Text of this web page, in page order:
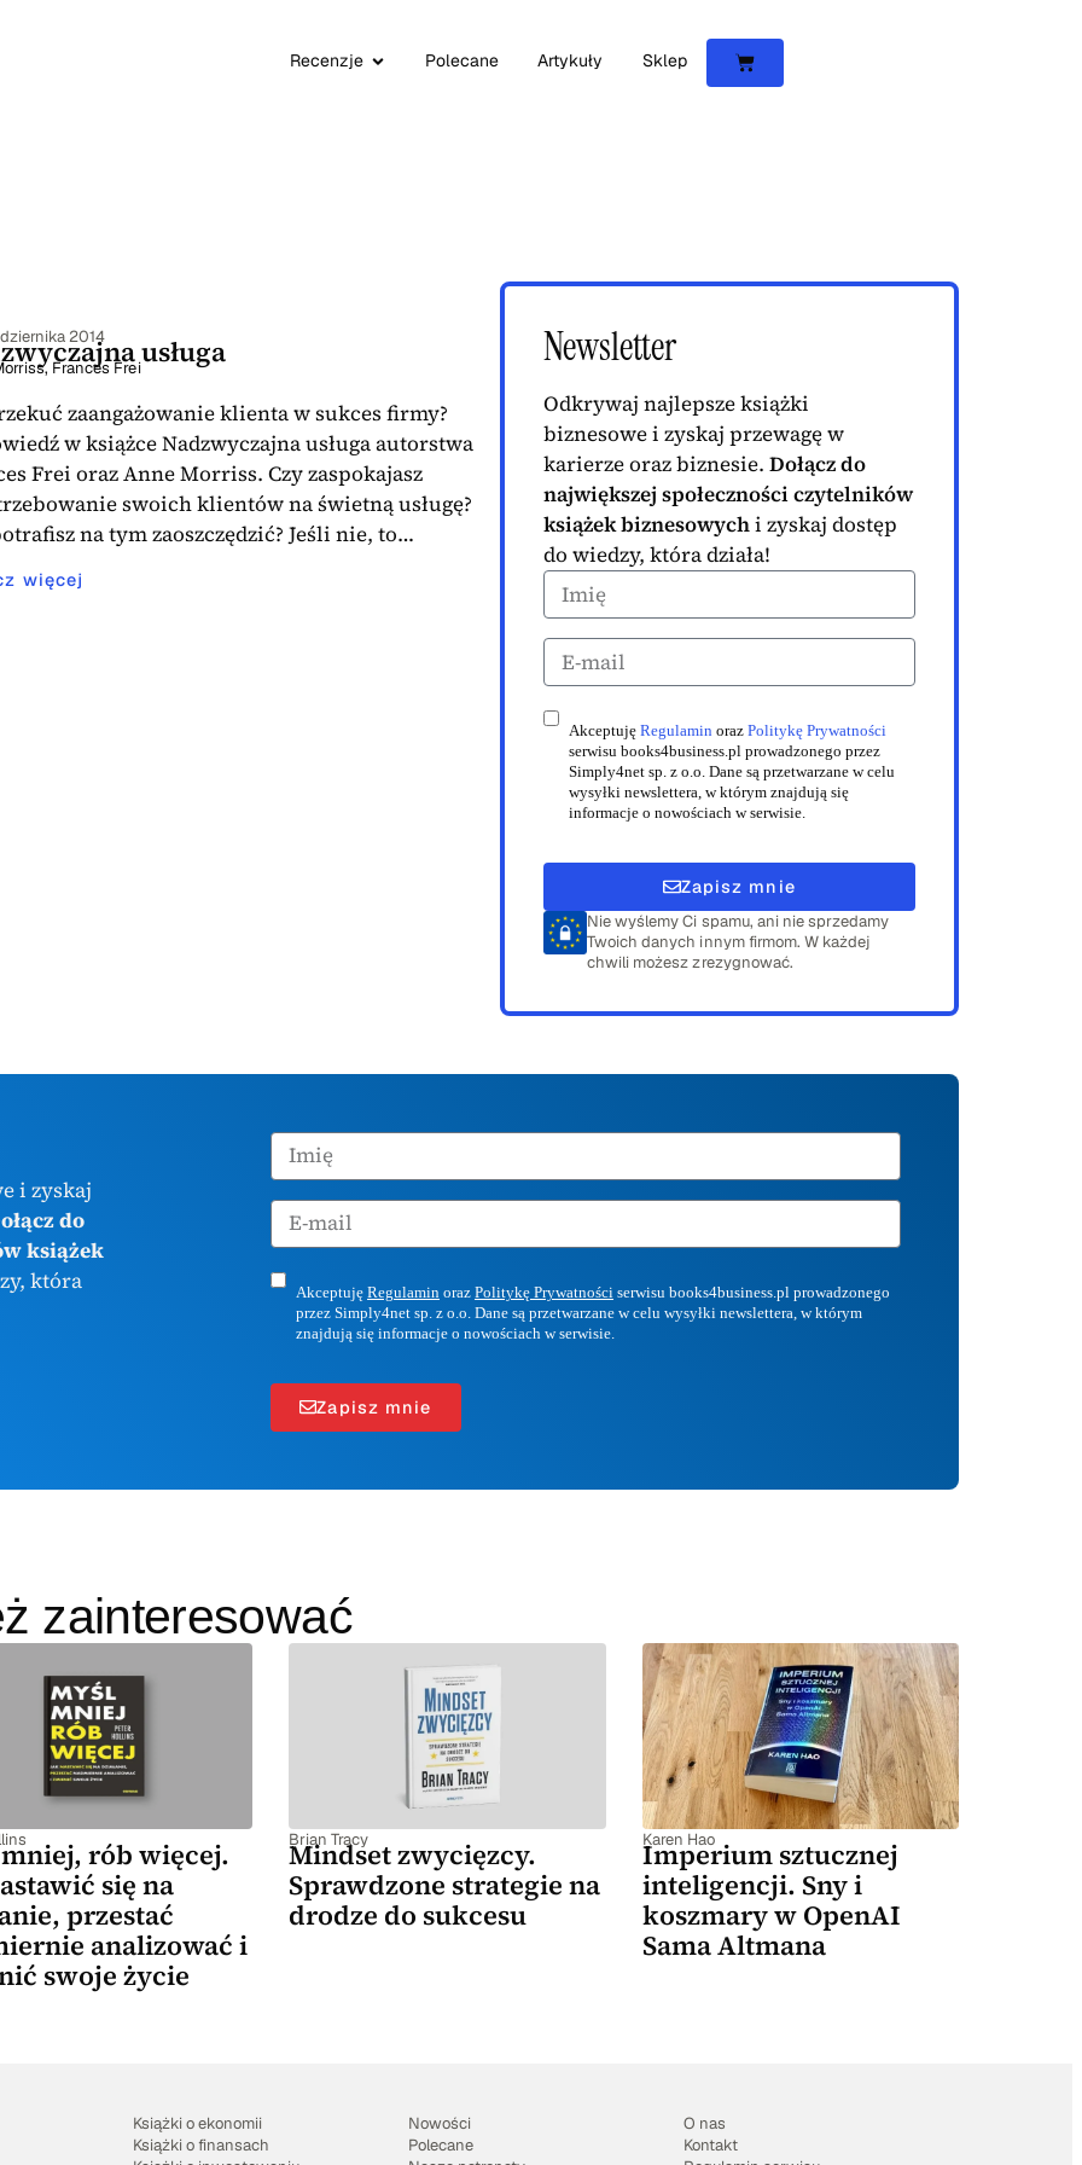
Recenzje Polecane Artykuły Sklep
2014 usługa
, Frances Frei
zaangażowanie klienta w sukces firmy?
w książce Nadzwyczajna usługa autorstwa
Frei oraz Anne Morriss. Czy zaspokajasz
swoich klientów na świetną usługę?
na tym zaoszczędzić? Jeśli nie, to…
więcej
Newsletter
Odkrywaj najlepsze książki
biznesowe i zyskaj przewagę w
karierze oraz biznesie. Dołącz do
największej społeczności czytelników
książek biznesowychi zyskaj dostęp
do wiedzy, która działa!
Akceptuję Regulamin oraz Politykę Prywatności
serwisu books4business.pl prowadzonego przez
Simply4net sp. z o.o. Dane są przetwarzane w celu
wysyłki newslettera, w którym znajdują się
informacje o nowościach w serwisie.
Zapisz mnie
Nie wyślemy Ci spamu, ani nie sprzedamy
Twoich danych innym firmom. W każdej
chwili możesz zrezygnować.
i zyskaj
do
książek
która
Akceptuję Regulamin oraz Politykę Prywatności serwisu books4business.pl prowadzonego
przez Simply4net sp. z o.o. Dane są przetwarzane w celu wysyłki newslettera, w którym
znajdują się informacje o nowościach w serwisie.
Zapisz mnie
zainteresować
rób więcej.
się na
przestać
analizować i
swoje życie
Brian Tracy
Mindset zwycięzcy.
Sprawdzone strategie na
drodze do sukcesu
Karen Hao
Imperium sztucznej
inteligencji. Sny i
koszmary w OpenAI
Sama Altmana
Książki o ekonomii
Książki o finansach
Nowości
Polecane
O nas
Kontakt